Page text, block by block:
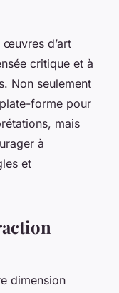
œuvres d’art
critique et à
Non seulement
forme pour
mais
à
et
dimension